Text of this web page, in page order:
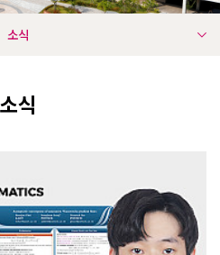
소식
소식